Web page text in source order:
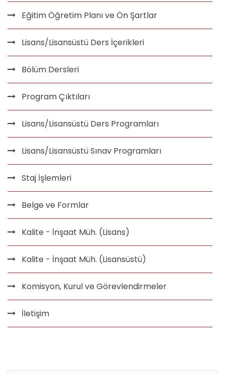
Eğitim Öğretim Planı ve Ön Şartlar
Lisans/Lisansüstü Ders İçerikleri
Bölüm Dersleri
Program Çıktıları
Lisans/Lisansüstü Ders Programları
Lisans/Lisansüstü Sınav Programları
Staj İşlemleri
Belge ve Formlar
Kalite - İnşaat Müh. (Lisans)
Kalite - İnşaat Müh. (Lisansüstü)
Komisyon, Kurul ve Görevlendirmeler
İletişim